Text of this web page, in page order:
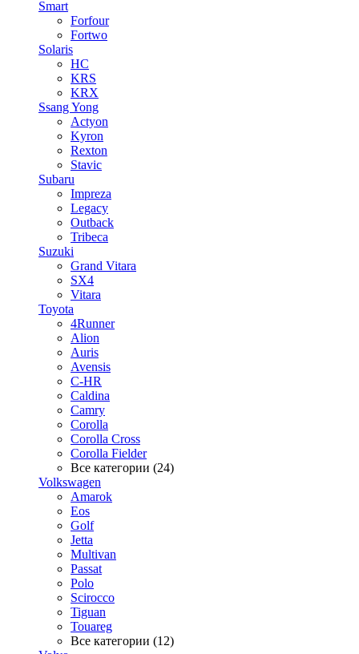
Smart
Forfour
Fortwo
Solaris
HC
KRS
KRX
Ssang Yong
Actyon
Kyron
Rexton
Stavic
Subaru
Impreza
Legacy
Outback
Tribeca
Suzuki
Grand Vitara
SX4
Vitara
Toyota
4Runner
Alion
Auris
Avensis
C-HR
Caldina
Camry
Corolla
Corolla Cross
Corolla Fielder
Все категории (24)
Volkswagen
Amarok
Eos
Golf
Jetta
Multivan
Passat
Polo
Scirocco
Tiguan
Touareg
Все категории (12)